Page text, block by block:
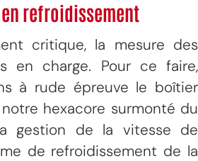
refroidissement
critique, la mesure des
en charge. Pour ce faire,
à rude épreuve le boîtier
hexacore surmonté du
gestion de la vitesse de
de refroidissement de la